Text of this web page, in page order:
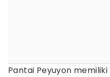
Pantai Peyuyon